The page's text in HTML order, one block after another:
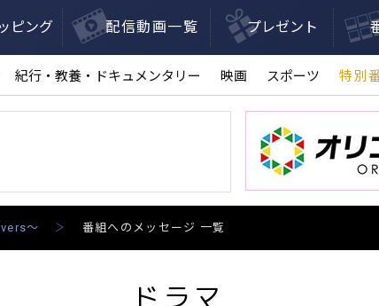
ピング 配信動画一覧 プレゼント
紀行・教養・ドキュメンタリー 映画 スポーツ 特別
～ 番組へのメッセージ 一覧
ドラマ